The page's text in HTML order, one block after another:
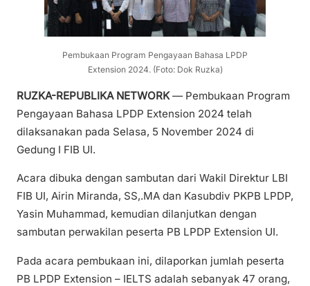
Pembukaan Program Pengayaan Bahasa LPDP
Extension 2024. (Foto: Dok Ruzka)
RUZKA-REPUBLIKA NETWORK— Pembukaan Program
Pengayaan Bahasa LPDP Extension 2024 telah
dilaksanakan pada Selasa, 5 November 2024 di
Gedung I FIB UI.
Acara dibuka dengan sambutan dari Wakil Direktur LBI
FIB UI, Airin Miranda, SS,.MA dan Kasubdiv PKPB LPDP,
Yasin Muhammad, kemudian dilanjutkan dengan
sambutan perwakilan peserta PB LPDP Extension UI.
Pada acara pembukaan ini, dilaporkan jumlah peserta
PB LPDP Extension – IELTS adalah sebanyak 47 orang,